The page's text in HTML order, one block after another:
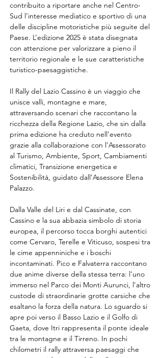
contribuito a riportare anche nel Centro-
Sud l’interesse mediatico e sportivo di una
delle discipline motoristiche più seguite del
Paese. L’edizione 2025 è stata disegnata
con attenzione per valorizzare a pieno il
territorio regionale e le sue caratteristiche
turistico-paesaggistiche.
Il Rally del Lazio Cassino è un viaggio che
unisce valli, montagne e mare,
attraversando scenari che raccontano la
ricchezza della Regione Lazio, che sin dalla
prima edizione ha creduto nell’evento
grazie alla collaborazione con l’Assessorato
al Turismo, Ambiente, Sport, Cambiamenti
climatici, Transizione energetica e
Sostenibilità, guidato dall’Assessore Elena
Palazzo.
Dalla Valle del Liri e dal Cassinate, con
Cassino e la sua abbazia simbolo di storia
europea, il percorso tocca borghi autentici
come Cervaro, Terelle e Viticuso, sospesi tra
le cime appenniniche e i boschi
incontaminati. Pico e Falvaterra raccontano
due anime diverse della stessa terra: l’uno
immerso nel Parco dei Monti Aurunci, l’altro
custode di straordinarie grotte carsiche che
esaltano la forza della natura. Lo sguardo si
apre poi verso il Basso Lazio e il Golfo di
Gaeta, dove Itri rappresenta il ponte ideale
tra le montagne e il Tirreno. In pochi
chilometri il rally attraversa paesaggi che